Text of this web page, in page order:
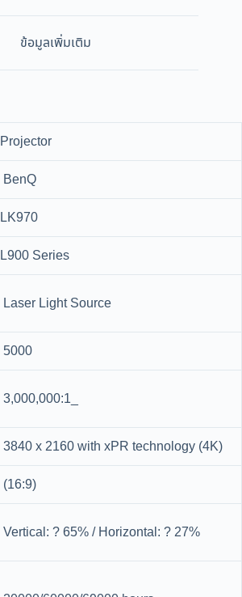
ข้อมูลเพิ่มเติม
Projector
BenQ
LK970
L900 Series
Laser Light Source
5000
3,000,000:1_
3840 x 2160 with xPR technology (4K)
(16:9)
Vertical: ? 65% / Horizontal: ? 27%